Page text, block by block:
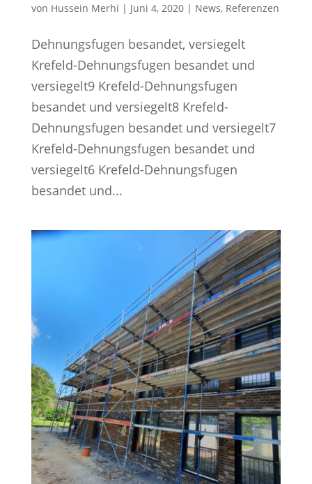
von Hussein Merhi | Juni 4, 2020| News, Referenzen
Dehnungsfugen besandet, versiegelt
Krefeld-Dehnungsfugen besandet und
versiegelt9 Krefeld-Dehnungsfugen
besandet und versiegelt8 Krefeld-
Dehnungsfugen besandet und versiegelt7
Krefeld-Dehnungsfugen besandet und
versiegelt6 Krefeld-Dehnungsfugen
besandet und...